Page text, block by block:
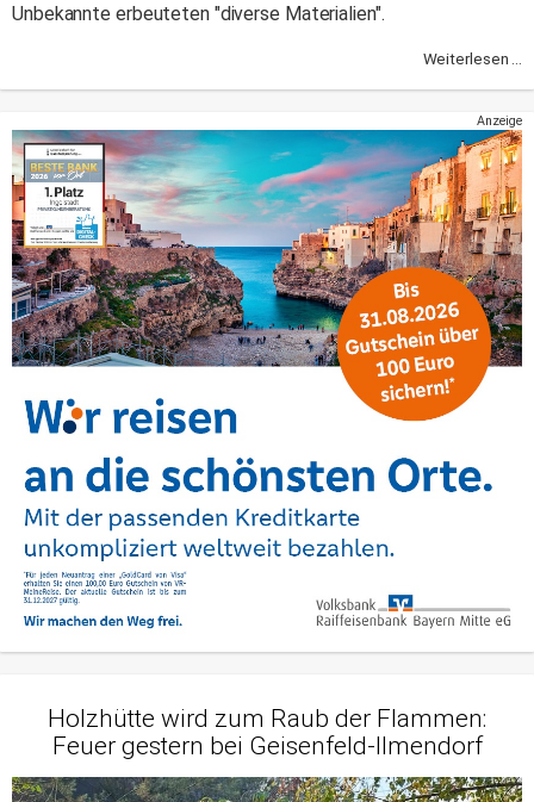
Unbekannte erbeuteten "diverse Materialien".
Weiterlesen ...
Anzeige
Holzhütte wird zum Raub der Flammen:
Feuer gestern bei Geisenfeld-Ilmendorf